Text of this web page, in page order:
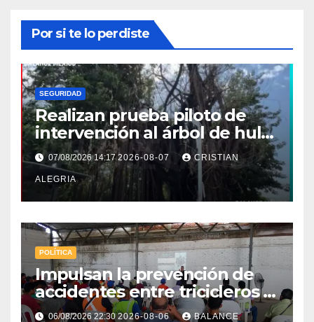
Por si te lo perdiste
SEGURIDAD
Realizan prueba piloto de
intervención al árbol de hule
en Tapachula
07/08/2026 14:172026-08-07 CRISTIAN
ALEGRIA
POLÍTICA
Impulsan la prevención de
accidentes entre tricicleros y
mototriciclistas de Tapachula
06/08/2026 22:302026-08-06 BALANCE